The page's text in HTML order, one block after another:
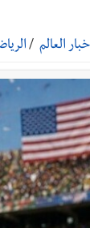
بلدية
صيدا بالصور :
صيدا عمر مرجان
العالم /